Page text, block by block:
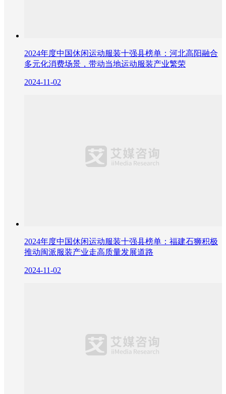
2024年度中国休闲运动服装十强县榜单：河北高阳融合
多元化消费场景，带动当地运动服装产业繁荣
2024-11-02
2024年度中国休闲运动服装十强县榜单：福建石狮积极
推动闽派服装产业走高质量发展道路
2024-11-02